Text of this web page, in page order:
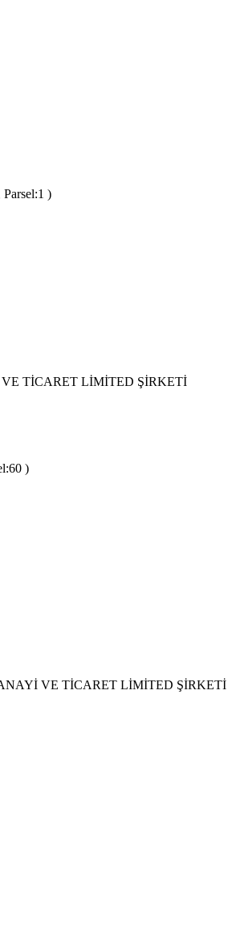
)
TİCARET LİMİTED ŞİRKETİ
)
VE TİCARET LİMİTED ŞİRKETİ